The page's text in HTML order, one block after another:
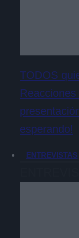
TODOS
esperando!
ENTREVISTAS